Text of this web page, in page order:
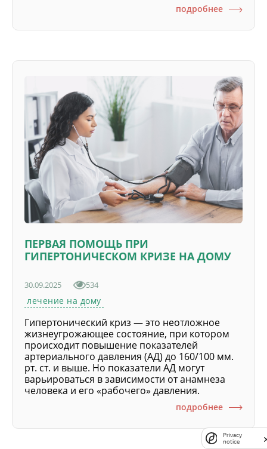
подробнее
ПЕРВАЯ ПОМОЩЬ ПРИ
ГИПЕРТОНИЧЕСКОМ КРИЗЕ НА ДОМУ
30.09.2025 534
лечение на дому
Гипертонический криз — это неотложное
жизнеугрожающее состояние, при котором
происходит повышение показателей
артериального давления (АД) до 160/100 мм.
рт. ст. и выше. Но показатели АД могут
варьироваться в зависимости от анамнеза
человека и его «рабочего» давления.
подробнее
Privacy
notice